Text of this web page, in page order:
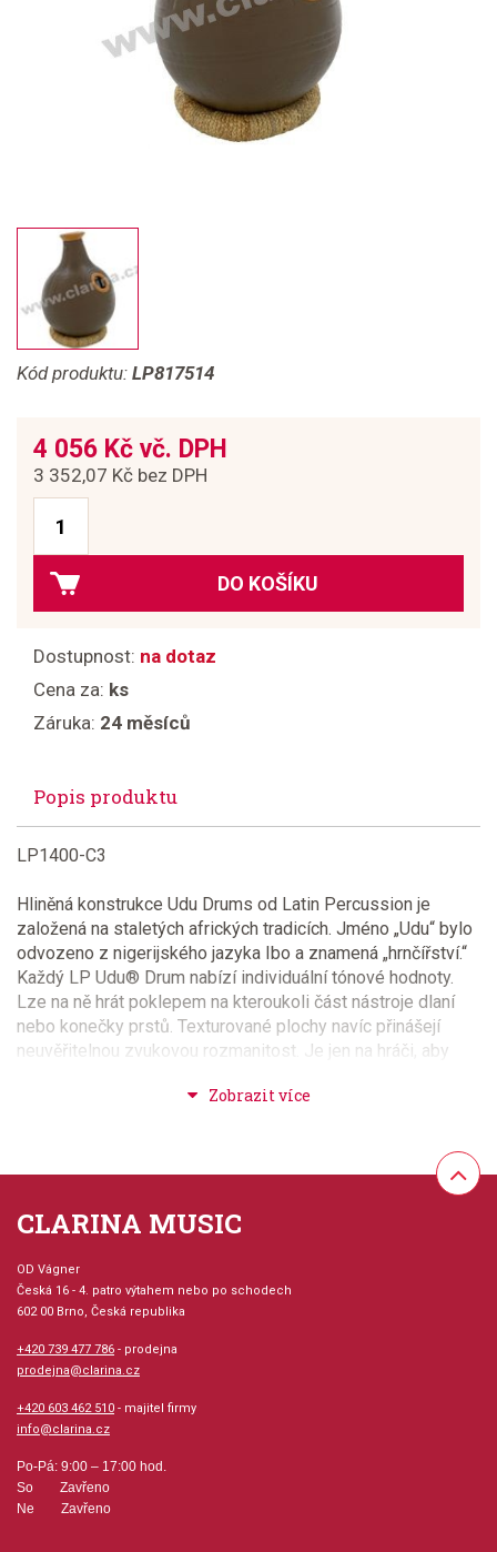
Kód produktu: LP817514
4 056 Kč vč. DPH
3 352,07 Kč bez DPH
DO KOŠÍKU
Dostupnost: na dotaz
Cena za: ks
Záruka: 24 měsíců
Popis produktu
LP1400-C3
Hliněná konstrukce Udu Drums od Latin Percussion je
založená na staletých afrických tradicích. Jméno „Udu“ bylo
odvozeno z nigerijského jazyka Ibo a znamená „hrnčířství.“
Každý LP Udu® Drum nabízí individuální tónové hodnoty.
Lze na ně hrát poklepem na kteroukoli část nástroje dlaní
nebo konečky prstů. Texturované plochy navíc přinášejí
neuvěřitelnou zvukovou rozmanitost. Je jen na hráči, aby
mokré, šťavnaté zvuky
tónovým rozsahem
CLARINA MUSIC
OD Vágner
Česká 16 - 4. patro výtahem nebo po schodech
602 00 Brno, Česká republika
+420 739 477 786 - prodejna
prodejna@clarina.cz
+420 603 462 510 - majitel firmy
info@clarina.cz
Po-Pá: 9:00 – 17:00 hod.
So Zavřeno
Ne Zavřeno